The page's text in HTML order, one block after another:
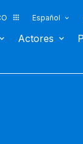
Español
Actores